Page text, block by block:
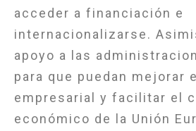
acceder a financiación e
internacionalizarse.
apoyo a las
para que puedan mejorar
empresarial y facilitar el
económico de la Unión